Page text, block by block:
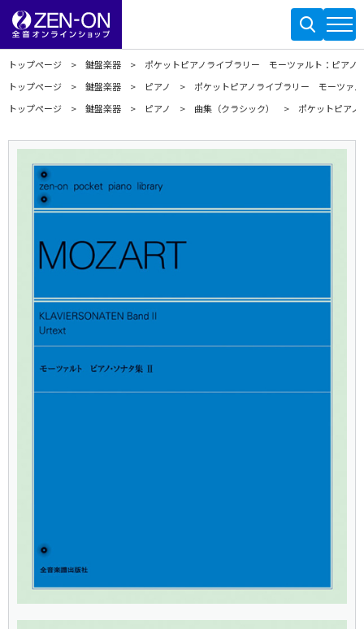
トップページ 鍵盤楽器
ポケットピアノライブラリー モーツァルト：ピアノ
トップページ
鍵盤楽器 ピアノ
ポケットピアノライブラリー モーツァ
トップページ
鍵盤楽器 ピアノ 曲集（クラシック） ポケットピア